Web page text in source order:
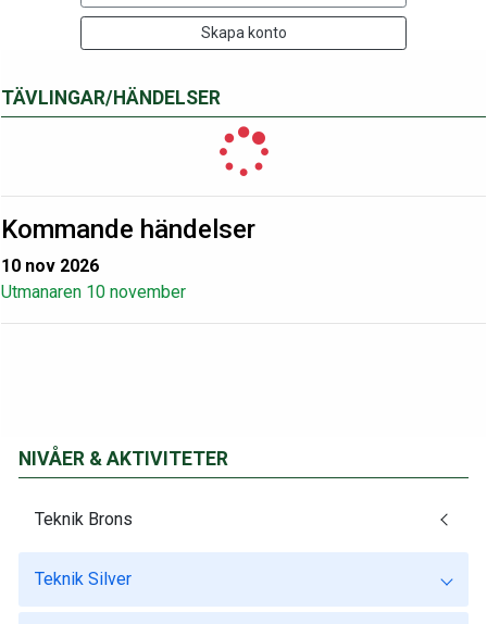
TÄVLINGAR/HÄNDELSER
Kommande händelser
10 nov 2026
Utmanaren 10 november
Skapa konto
NIVÅER & AKTIVITETER
Teknik Brons
Teknik Silver